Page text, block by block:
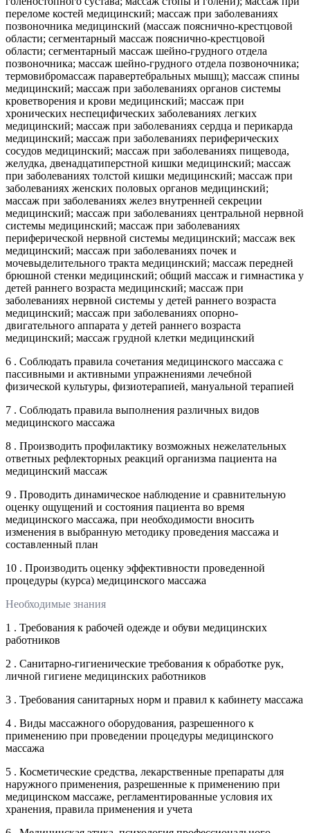
переломе костей медицинский; массаж при заболеваниях
позвоночника медицинский (массаж пояснично-крестцовой
области; сегментарный массаж пояснично-крестцовой
области; сегментарный массаж шейно-грудного отдела
позвоночника; массаж шейно-грудного отдела позвоночника;
термовибромассаж паравертебральных мышц); массаж спины
медицинский; массаж при заболеваниях органов системы
кроветворения и крови медицинский; массаж при
хронических неспецифических заболеваниях легких
медицинский; массаж при заболеваниях сердца и перикарда
медицинский; массаж при заболеваниях периферических
сосудов медицинский; массаж при заболеваниях пищевода,
желудка, двенадцатиперстной кишки медицинский; массаж
при заболеваниях толстой кишки медицинский; массаж при
заболеваниях женских половых органов медицинский;
массаж при заболеваниях желез внутренней секреции
медицинский; массаж при заболеваниях центральной нервной
системы медицинский; массаж при заболеваниях
периферической нервной системы медицинский; массаж век
медицинский; массаж при заболеваниях почек и
мочевыделительного тракта медицинский; массаж передней
брюшной стенки медицинский; общий массаж и гимнастика у
детей раннего возраста медицинский; массаж при
заболеваниях нервной системы у детей раннего возраста
медицинский; массаж при заболеваниях опорно-
двигательного аппарата у детей раннего возраста
медицинский; массаж грудной клетки медицинский
6 . Соблюдать правила сочетания медицинского массажа с
пассивными и активными упражнениями лечебной
физической культуры, физиотерапией, мануальной терапией
7 . Соблюдать правила выполнения различных видов
медицинского массажа
8 . Производить профилактику возможных нежелательных
ответных рефлекторных реакций организма пациента на
медицинский массаж
9 . Проводить динамическое наблюдение и сравнительную
оценку ощущений и состояния пациента во время
медицинского массажа, при необходимости вносить
изменения в выбранную методику проведения массажа и
составленный план
10 . Производить оценку эффективности проведенной
процедуры (курса) медицинского массажа
Необходимые знания
1 . Требования к рабочей одежде и обуви медицинских
работников
2 . Санитарно-гигиенические требования к обработке рук,
личной гигиене медицинских работников
3 . Требования санитарных норм и правил к кабинету массажа
4 . Виды массажного оборудования, разрешенного к
применению при проведении процедуры медицинского
массажа
5 . Косметические средства, лекарственные препараты для
наружного применения, разрешенные к применению при
медицинском массаже, регламентированные условия их
хранения, правила применения и учета